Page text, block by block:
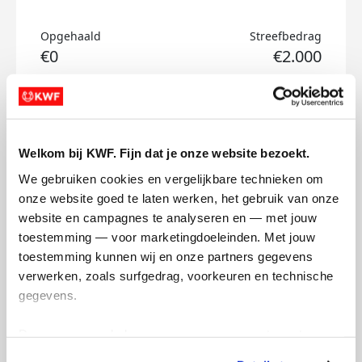
Welkom bij KWF. Fijn dat je onze website bezoekt.
We gebruiken cookies en vergelijkbare technieken om
onze website goed te laten werken, het gebruik van onze
website en campagnes te analyseren en — met jouw
toestemming — voor marketingdoeleinden. Met jouw
toestemming kunnen wij en onze partners gegevens
verwerken, zoals surfgedrag, voorkeuren en technische
gegevens.
Opgehaald
€0
Streefbedrag
€2.000
Doneer
Heijke's badges